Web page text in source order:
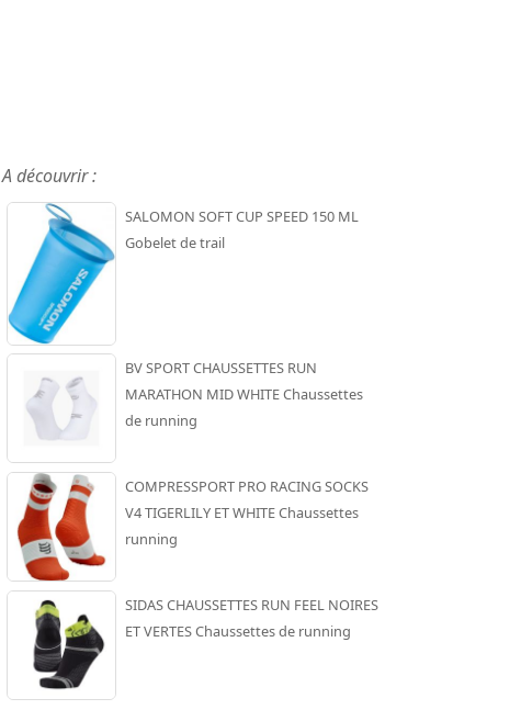
A découvrir :
SALOMON SOFT CUP SPEED 150 ML
Gobelet de trail
BV SPORT CHAUSSETTES RUN
MARATHON MID WHITE Chaussettes
de running
COMPRESSPORT PRO RACING SOCKS
V4 TIGERLILY ET WHITE Chaussettes
running
SIDAS CHAUSSETTES RUN FEEL NOIRES
ET VERTES Chaussettes de running